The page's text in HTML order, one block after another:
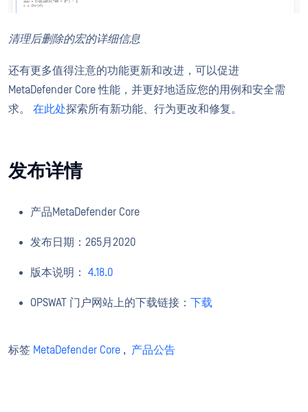
清理后删除的宏的详细信息
还有更多值得注意的功能更新和改进，可以促进
MetaDefender Core 性能，并更好地适应您的用例和安全需
求。 在此处探索所有新功能、行为更改和修复。
发布详情
产品MetaDefender Core
发布日期：265月2020
版本说明： 4.18.0
OPSWAT 门户网站上的下载链接： 下载
标签 MetaDefender Core , 产品公告